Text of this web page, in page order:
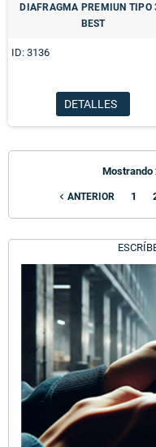
DIAFRAGMA PREMIUN TIPO
BEST
ID: 3136
DETALLES
Mostrando
navigate_before ANTERIOR 1